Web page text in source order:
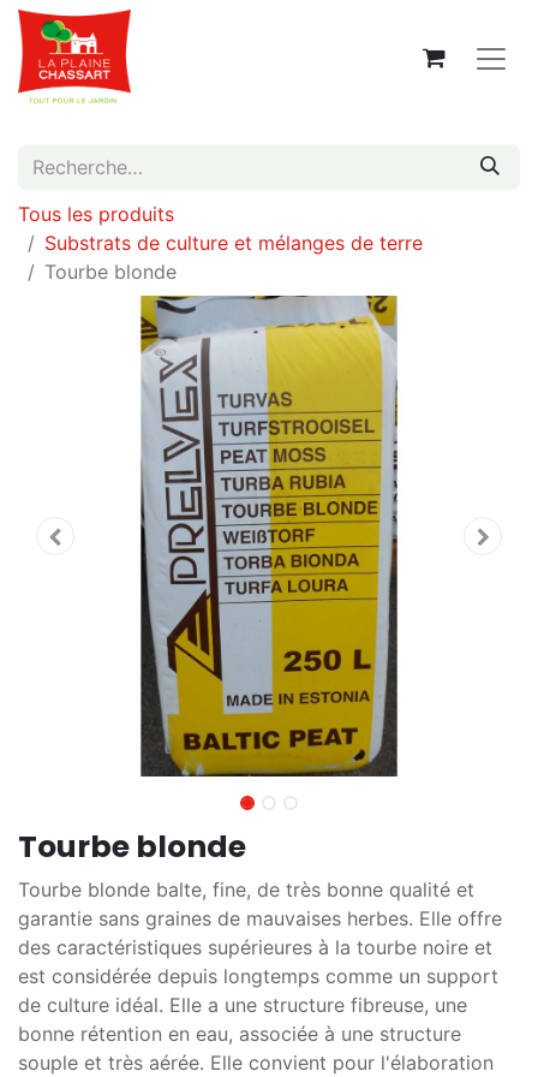
Tous les produits
Substrats de culture et mélanges de terre
Tourbe blonde
Tourbe blonde
Tourbe blonde balte, fine, de très bonne qualité et
garantie sans graines de mauvaises herbes. Elle offre
des caractéristiques supérieures à la tourbe noire et
est considérée depuis longtemps comme un support
de culture idéal. Elle a une structure fibreuse, une
bonne rétention en eau, associée à une structure
souple et très aérée. Elle convient pour l'élaboration